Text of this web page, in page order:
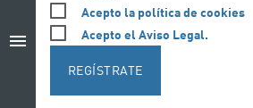
menu
Acepto la política de cookies
Acepto el Aviso Legal.
REGÍSTRATE